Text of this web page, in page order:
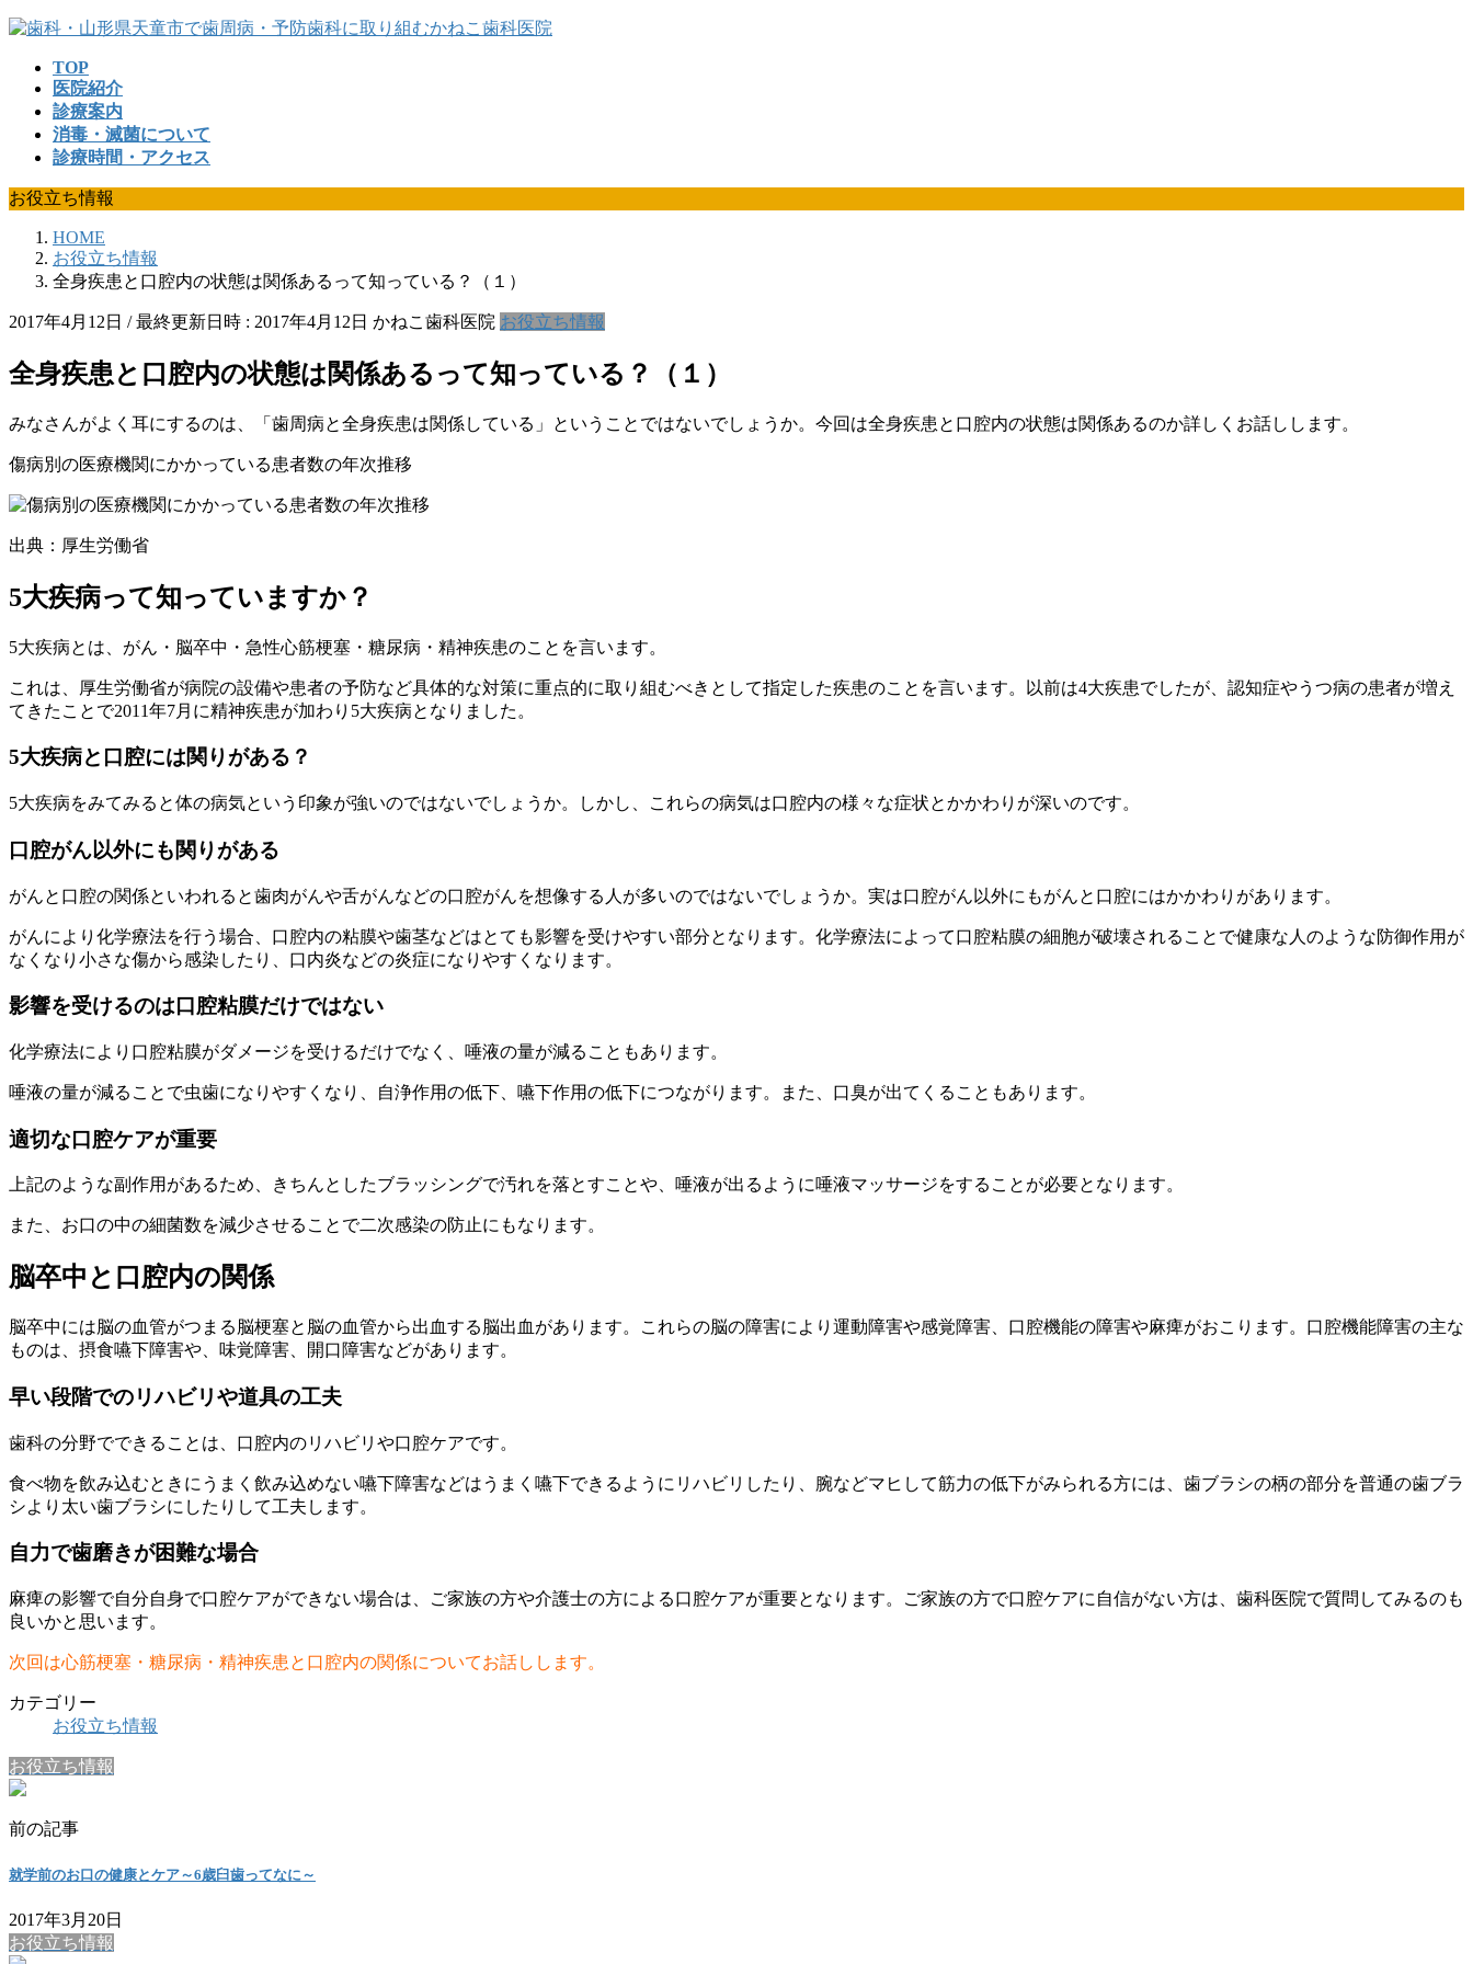
コ
キ
ッ
ナ
に
移
TOP
医院紹介
診療案内
消毒・滅菌について
診療時間・アクセス
お役立ち情報
HOME
お役立ち情報
全身疾患と口腔内の状態は関係あるって知っている？（１）
2017年4月12日 / 最終更新日時 : 2017年4月12日 かねこ歯科医院 お役立ち情報
全身疾患と口腔内の状態は関係あるって知っている？（１）
みなさんがよく耳にするのは、「歯周病と全身疾患は関係している」ということではないでしょうか。今回は全身疾患と口腔内の状態は関係あるのか詳しくお話しします。
傷病別の医療機関にかかっている患者数の年次推移
出典：厚生労働省
5大疾病って知っていますか？
5大疾病とは、がん・脳卒中・急性心筋梗塞・糖尿病・精神疾患のことを言います。
これは、厚生労働省が病院の設備や患者の予防など具体的な対策に重点的に取り組むべきとして指定した疾患のことを言います。以前は4大疾患でしたが、認知症やうつ病の患者が増え
てきたことで2011年7月に精神疾患が加わり5大疾病となりました。
5大疾病と口腔には関りがある？
5大疾病をみてみると体の病気という印象が強いのではないでしょうか。しかし、これらの病気は口腔内の様々な症状とかかわりが深いのです。
口腔がん以外にも関りがある
がんと口腔の関係といわれると歯肉がんや舌がんなどの口腔がんを想像する人が多いのではないでしょうか。実は口腔がん以外にもがんと口腔にはかかわりがあります。
がんにより化学療法を行う場合、口腔内の粘膜や歯茎などはとても影響を受けやすい部分となります。化学療法によって口腔粘膜の細胞が破壊されることで健康な人のような防御作用が
なくなり小さな傷から感染したり、口内炎などの炎症になりやすくなります。
影響を受けるのは口腔粘膜だけではない
化学療法により口腔粘膜がダメージを受けるだけでなく、唾液の量が減ることもあります。
唾液の量が減ることで虫歯になりやすくなり、自浄作用の低下、嚥下作用の低下につながります。また、口臭が出てくることもあります。
適切な口腔ケアが重要
上記のような副作用があるため、きちんとしたブラッシングで汚れを落とすことや、唾液が出るように唾液マッサージをすることが必要となります。
また、お口の中の細菌数を減少させることで二次感染の防止にもなります。
脳卒中と口腔内の関係
脳卒中には脳の血管がつまる脳梗塞と脳の血管から出血する脳出血があります。これらの脳の障害により運動障害や感覚障害、口腔機能の障害や麻痺がおこります。口腔機能障害の主な
ものは、摂食嚥下障害や、味覚障害、開口障害などがあります。
早い段階でのリハビリや道具の工夫
歯科の分野でできることは、口腔内のリハビリや口腔ケアです。
食べ物を飲み込むときにうまく飲み込めない嚥下障害などはうまく嚥下できるようにリハビリしたり、腕などマヒして筋力の低下がみられる方には、歯ブラシの柄の部分を普通の歯ブラ
シより太い歯ブラシにしたりして工夫します。
自力で歯磨きが困難な場合
麻痺の影響で自分自身で口腔ケアができない場合は、ご家族の方や介護士の方による口腔ケアが重要となります。ご家族の方で口腔ケアに自信がない方は、歯科医院で質問してみるのも
良いかと思います。
次回は心筋梗塞・糖尿病・精神疾患と口腔内の関係についてお話しします。
カテゴリー
お役立ち情報
お役立ち情報
前の記事
就学前のお口の健康とケア～6歳臼歯ってなに～
2017年3月20日
お役立ち情報